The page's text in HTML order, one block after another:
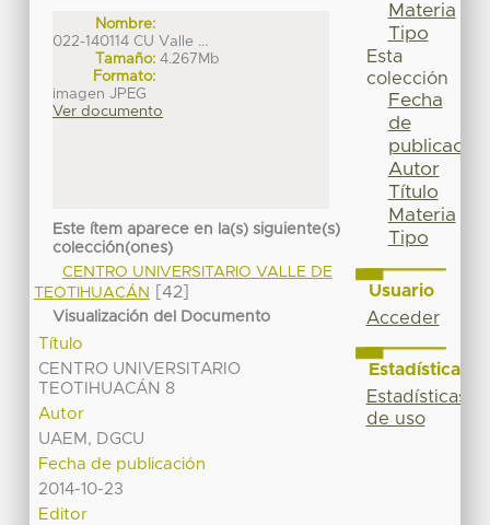
Nombre:
022-140114 CU Valle ...
Tamaño: 4.267Mb
Formato:
imagen JPEG
Ver documento
Este ítem aparece en la(s) siguiente(s)
colección(ones)
CENTRO UNIVERSITARIO VALLE DE
TEOTIHUACÁN
[42]
Visualización del Documento
Título
CENTRO UNIVERSITARIO
TEOTIHUACÁN 8
Autor
UAEM, DGCU
Fecha de publicación
2014-10-23
Editor
Materia
Tipo
Esta
colección
Fecha
de
publicación
Autor
Título
Materia
Tipo
Usuario
Acceder
Estadísticas
Estadísticas
de uso